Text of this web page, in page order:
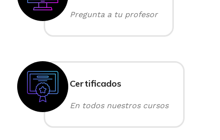
Pregunta a tu profesor
Certificados
En todos nuestros cursos